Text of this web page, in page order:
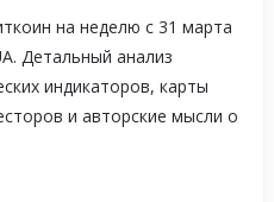
на неделю с 31 марта
Детальный анализ
индикаторов, карты
и авторские мысли о